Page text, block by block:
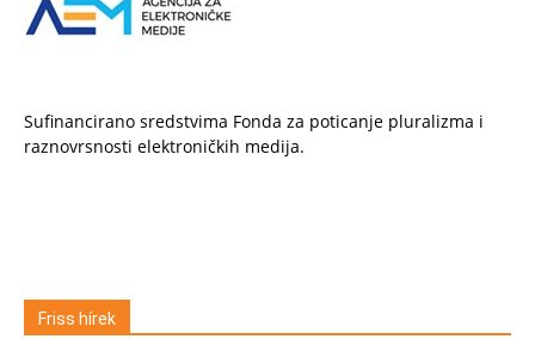
Sufinancirano sredstvima Fonda za poticanje pluralizma i
raznovrsnosti elektroničkih medija.
Friss hírek